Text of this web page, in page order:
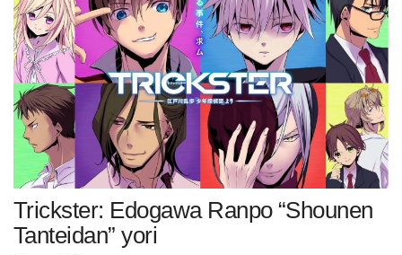
Trickster: Edogawa Ranpo “Shounen
Tanteidan” yori